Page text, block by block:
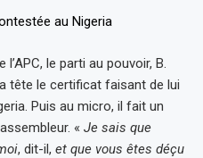
le parti au pouvoir, B.
tête le certificat faisant de lui
Puis au micro, il fait un
« Je sais que
, dit-il, et que vous êtes déçu